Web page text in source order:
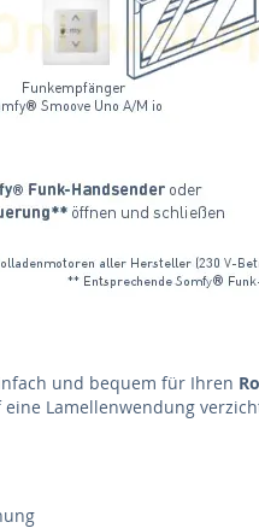
und bequem für Ihren
Lamellenwendung